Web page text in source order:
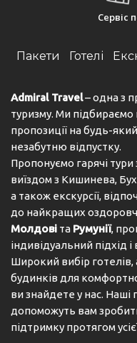
Сервіс
Пакети Готелі
Admiral Travel– одна з
туризму. Ми підбираємо
пропозиції на будь-
незабутню відпустку.
Пропонуємо гарячі
виїздом з Кишинева,
а також екскурсії,
до найкращих
Молдові та Румунії,
індивідуальний підхід
Широкий вибір готелів,
будинків для
ви знайдете у нас.
допоможуть вам
підтримку протягом